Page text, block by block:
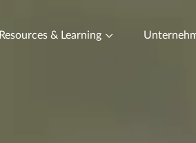
Resources & Learning